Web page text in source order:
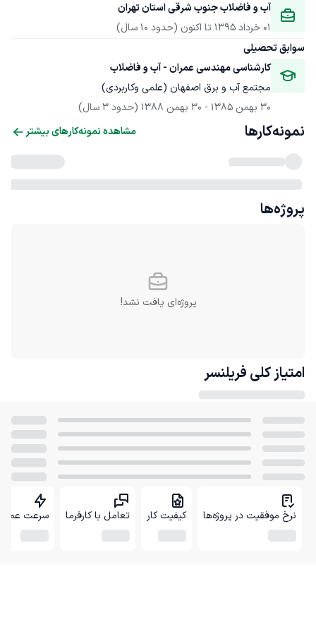
آب و فاضلاب جنوب شرقی استان تهران
01 خرداد 1395
تا اکنون (حدود 10 سال)
سوابق تحصیلی
کارشناسی مهندسی عمران - آب و فاضلاب
مجتمع آب و برق اصفهان (علمی وکاربردی)
30 بهمن 1385
- 30 بهمن 1388 (حدود 3 سال)
نمونه‌کارها مشاهده نمونه‌کارهای بیشتر
پروژه‌ها
پروژه‌ای یافت نشد!
امتیاز کلی فریلنسر
نرخ موفقیت در پروژه‌ها کیفیت کار تعامل با کارفرما سرعت عمل